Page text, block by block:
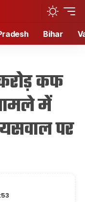
Bihar
कफ
में
पर